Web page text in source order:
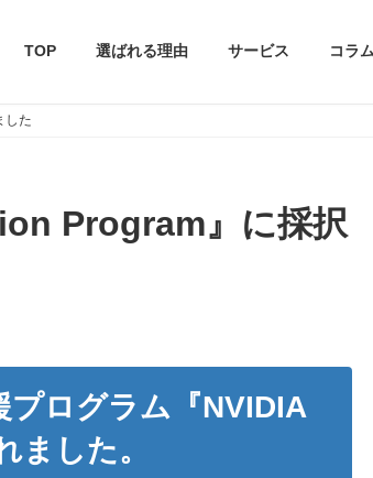
TOP 選ばれる理由 サービス コラ
した
Program』に採択
ログラム『NVIDIA
した。